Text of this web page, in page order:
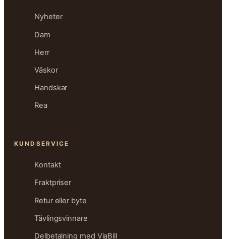
Nyheter
Dam
Herr
Väskor
Handskar
Rea
KUNDSERVICE
Kontakt
Fraktpriser
Retur eller byte
Tävlingsvinnare
Delbetalning med ViaBill